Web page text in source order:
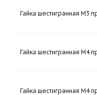
Гайка шестигранная М3
Гайка шестигранная М4
Гайка шестигранная М4